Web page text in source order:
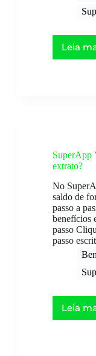
Leia
SuperApp
extrato?
No
saldo de
passo a
benefícios
passo
passo
Leia